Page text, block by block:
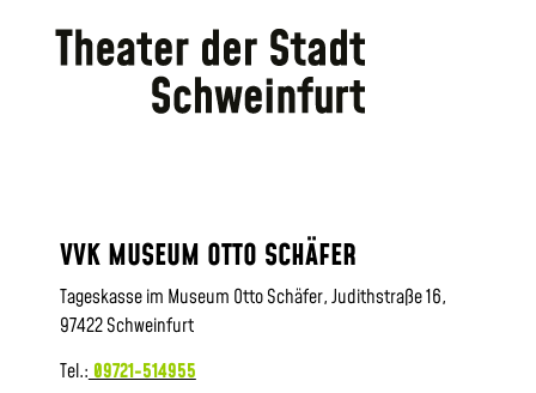
VVK MUSEUM OTTO SCHÄFER
Tageskasse im Museum Otto Schäfer, Judithstraße 16,
97422 Schweinfurt
Tel.: 09721-514955